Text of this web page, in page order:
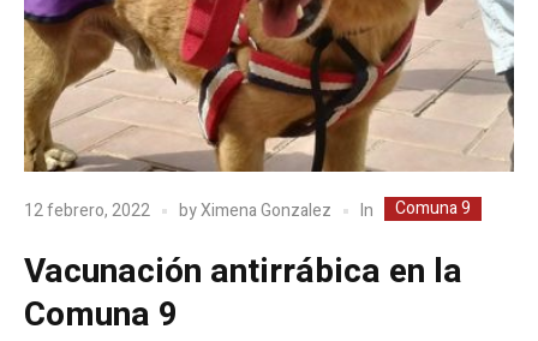
12 febrero, 2022 byXimena Gonzalez In Comuna 9
Vacunación antirrábica en la
Comuna 9